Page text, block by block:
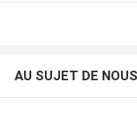
AU SUJET DE NOUS